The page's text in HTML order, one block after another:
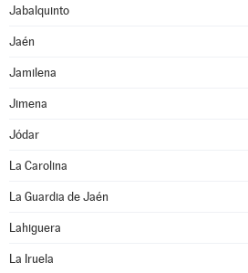
Jabalquinto
Jaén
Jamilena
Jimena
Jódar
La Carolina
La Guardia de Jaén
Lahiguera
La Iruela